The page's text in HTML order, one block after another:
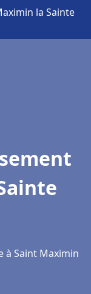
la Sainte
Saint Maximin